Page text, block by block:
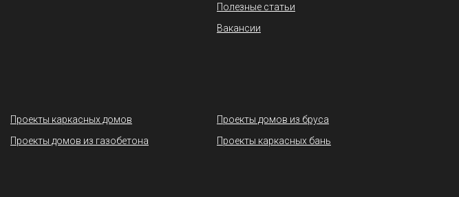
Полезные статьи
Вакансии
Проекты каркасных домов
Проекты домов из газобетона
Проекты домов из бруса
Проекты каркасных бань